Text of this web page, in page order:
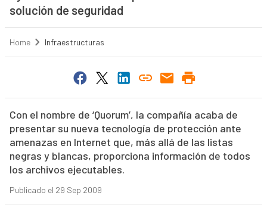
solución de seguridad
Home Infraestructuras
Con el nombre de ‘Quorum’, la compañía acaba de
presentar su nueva tecnología de protección ante
amenazas en Internet que, más allá de las listas
negras y blancas, proporciona información de todos
los archivos ejecutables.
Publicado el 29 Sep 2009